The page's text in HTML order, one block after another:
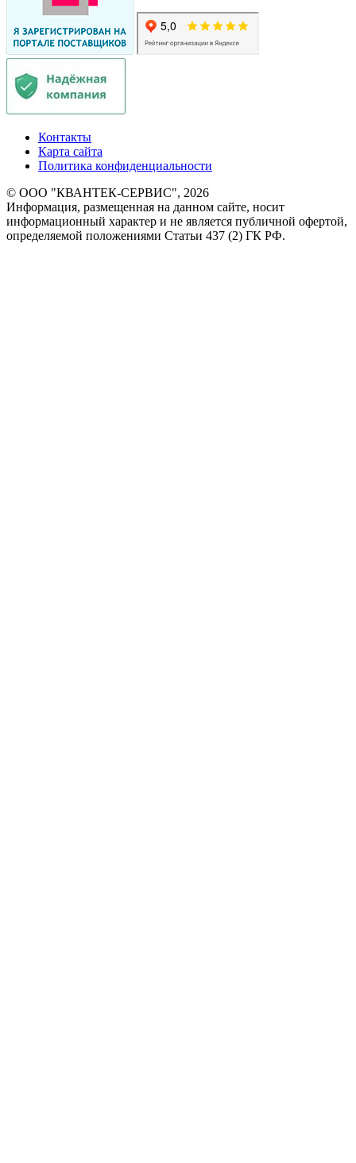
Контакты
Карта сайта
Политика конфиденциальности
© ООО "КВАНТЕК-СЕРВИС", 2026
Информация, размещенная на данном сайте, носит
информационный характер и не является публичной офертой,
определяемой положениями Статьи 437 (2) ГК РФ.